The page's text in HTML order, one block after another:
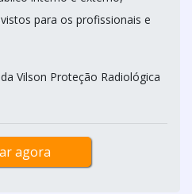
para os profissionais e
Vilson Proteção Radiológica
agora